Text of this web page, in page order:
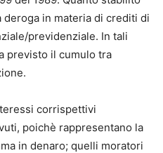
in materia di crediti di
previdenziale. In tali
previsto il cumulo tra
corrispettivi
poichè rappresentano la
in denaro; quelli moratori